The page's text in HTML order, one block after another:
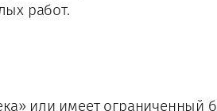
работ.
или имеет ограниченный